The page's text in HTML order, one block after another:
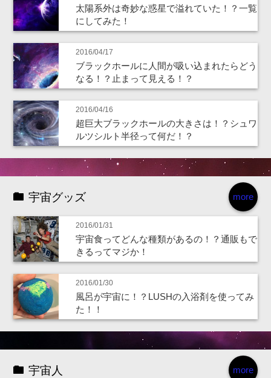
太陽系外は奇妙な惑星で溢れていた！？一覧
にしてみた！
2016/04/17
ブラックホールに人間が吸い込まれたらどう
なる！？止まって見える！？
2016/04/16
超巨大ブラックホールの大きさは！？シュワ
ルツシルト半径って何だ！？
more
宇宙グッズ
2016/01/31
宇宙食ってどんな種類があるの！？通販もで
きるってマジか！
2016/01/30
風呂が宇宙に！？LUSHの入浴剤を使ってみ
た！！
more
宇宙人